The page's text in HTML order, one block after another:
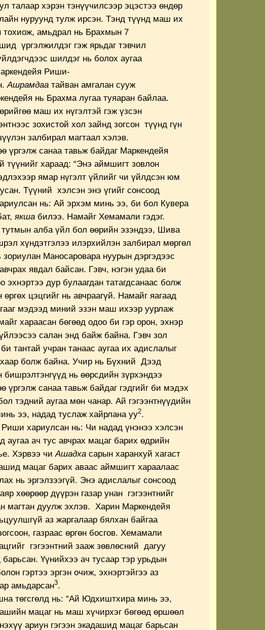
талаар хэрэн тэнүүчилсээр эцэстээ өндөр
нуруунд тулж ирсэн. Тэнд түүнд маш их
тохиож, амьдрал нь Брахмын 7
үргэлжилдэг гэж ярьдаг тэвчил
шилдэг нь болох аугаа
Риши-
Ашрамдаатайван амгалан сууж
нь Брахма лугаа туяаран байлаа.
маш их нүгэлтэй гэж үзсэн
зохистой хол зайнд зогсон түүнд гүн
залбирал магтаал хэлэв.
үргэлж санаа тавьж байдаг Маркендейя
түүнийг хараад: “Энэ аймшигт зовлон
ямар нүгэлт үйлийг чи үйлдсэн юм
Түүний хэлсэн энэ үгийг сонсоод
нь: Ай эрхэм минь ээ, би бол Кувера
якшабилээ. Намайг Хемамали гэдэг.
алба үйл бол өөрийн эзэндээ, Шива
хүндэтгэлээ илэрхийлэн залбирал мөргөл
Маносаровара нуурын дэргэдээс
явдал байсан. Гэвч, нэгэн удаа би
эхнэртээ дур булаагдан татагдсанаас болж
өргөх цэцгийг нь авчраагүй. Намайг яагаад
мэдээд миний эзэн маш ихээр уурлаж
хараасан бөгөөд одоо би гэр орон, эхнэр
салан энд байж байна. Гэвч зол
тантай учран танаас аугаа их адислалыг
болж байна. Учир нь Бүхний Дээд
бишрэлтэнгүүд нь өөрсдийн зүрхэндээ
үргэлж санаа тавьж байдаг гэдгийг би мэдэх
тэдний аугаа мөн чанар. Ай гэгээнтнүүдийн
ээ, надад туслаж хайрлана уу2.
хариулсан нь: Чи надад үнэнээ хэлсэн
аугаа ач тус авчрах мацаг барих өдрийн
Хэрвээ чи Ашадхасарын харанхуй хагаст
мацаг барих аваас аймшигт хараалаас
нь эргэлзээгүй. Энэ адислалыг сонсоод
хөөрөөр дүүрэн газар унан гэгээнтнийг
магтан дуулж эхлэв. Харин Маркендейя
аз жаргалаар бялхан байгаа
газраас өргөн босгов. Хемамали
гэгээнтний зааж зөвлөсний дагуу
барьсан. Үүнийхээ ач тусаар тэр урьдын
гэртээ эргэн очиж, эхнэртэйгээ аз
амьдарсан3.
төгсгөлд нь: “Ай Юдхиштхира минь ээ,
мацаг нь маш хүчирхэг бөгөөд өршөөл
ариун гэгээн экадашид мацаг барьсан